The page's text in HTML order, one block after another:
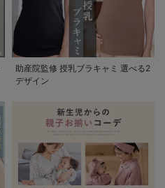
助産院監修 授乳ブラキャミ 選べる2
デザイン